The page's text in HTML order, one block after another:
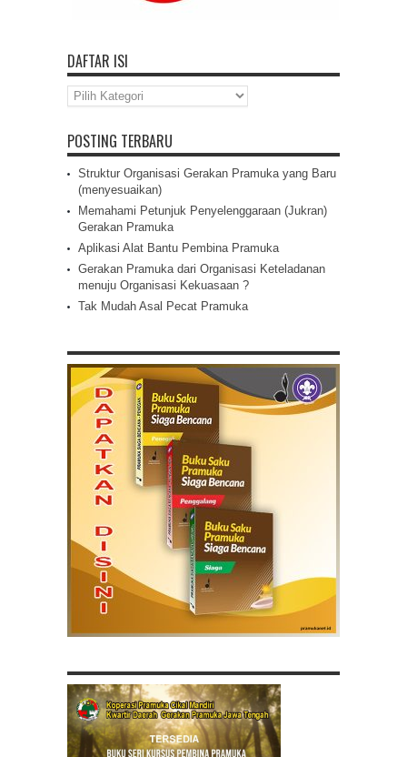
DAFTAR ISI
Daftar
Isi
POSTING TERBARU
Struktur Organisasi Gerakan Pramuka yang Baru
(menyesuaikan)
Memahami Petunjuk Penyelenggaraan (Jukran)
Gerakan Pramuka
Aplikasi Alat Bantu Pembina Pramuka
Gerakan Pramuka dari Organisasi Keteladanan
menuju Organisasi Kekuasaan ?
Tak Mudah Asal Pecat Pramuka